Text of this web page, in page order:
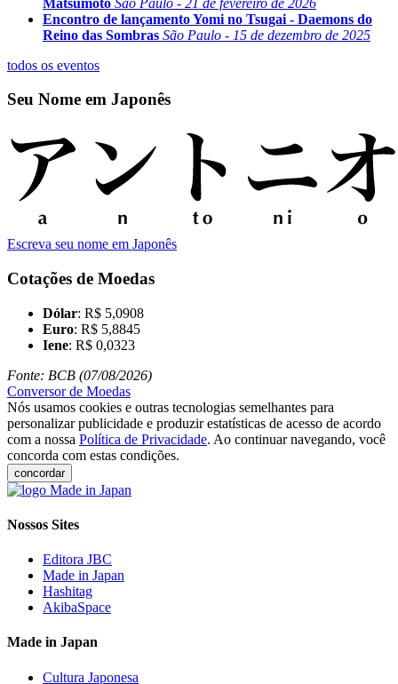
Encontro de lançamento Yomi no Tsugai - Daemons do
Reino das Sombras São Paulo - 15 de dezembro de 2025
todos os eventos
Seu Nome em Japonês
Escreva seu nome em Japonês
Cotações de Moedas
Dólar: R$ 5,0908
Euro: R$ 5,8845
Iene: R$ 0,0323
Fonte: BCB (07/08/2026)
Conversor de Moedas
Nós usamos cookies e outras tecnologias semelhantes para
personalizar publicidade e produzir estatísticas de acesso de acordo
com a nossa Política de Privacidade. Ao continuar navegando, você
concorda com estas condições.
concordar
Nossos Sites
Editora JBC
Made in Japan
Hashitag
AkibaSpace
Made in Japan
Cultura Japonesa